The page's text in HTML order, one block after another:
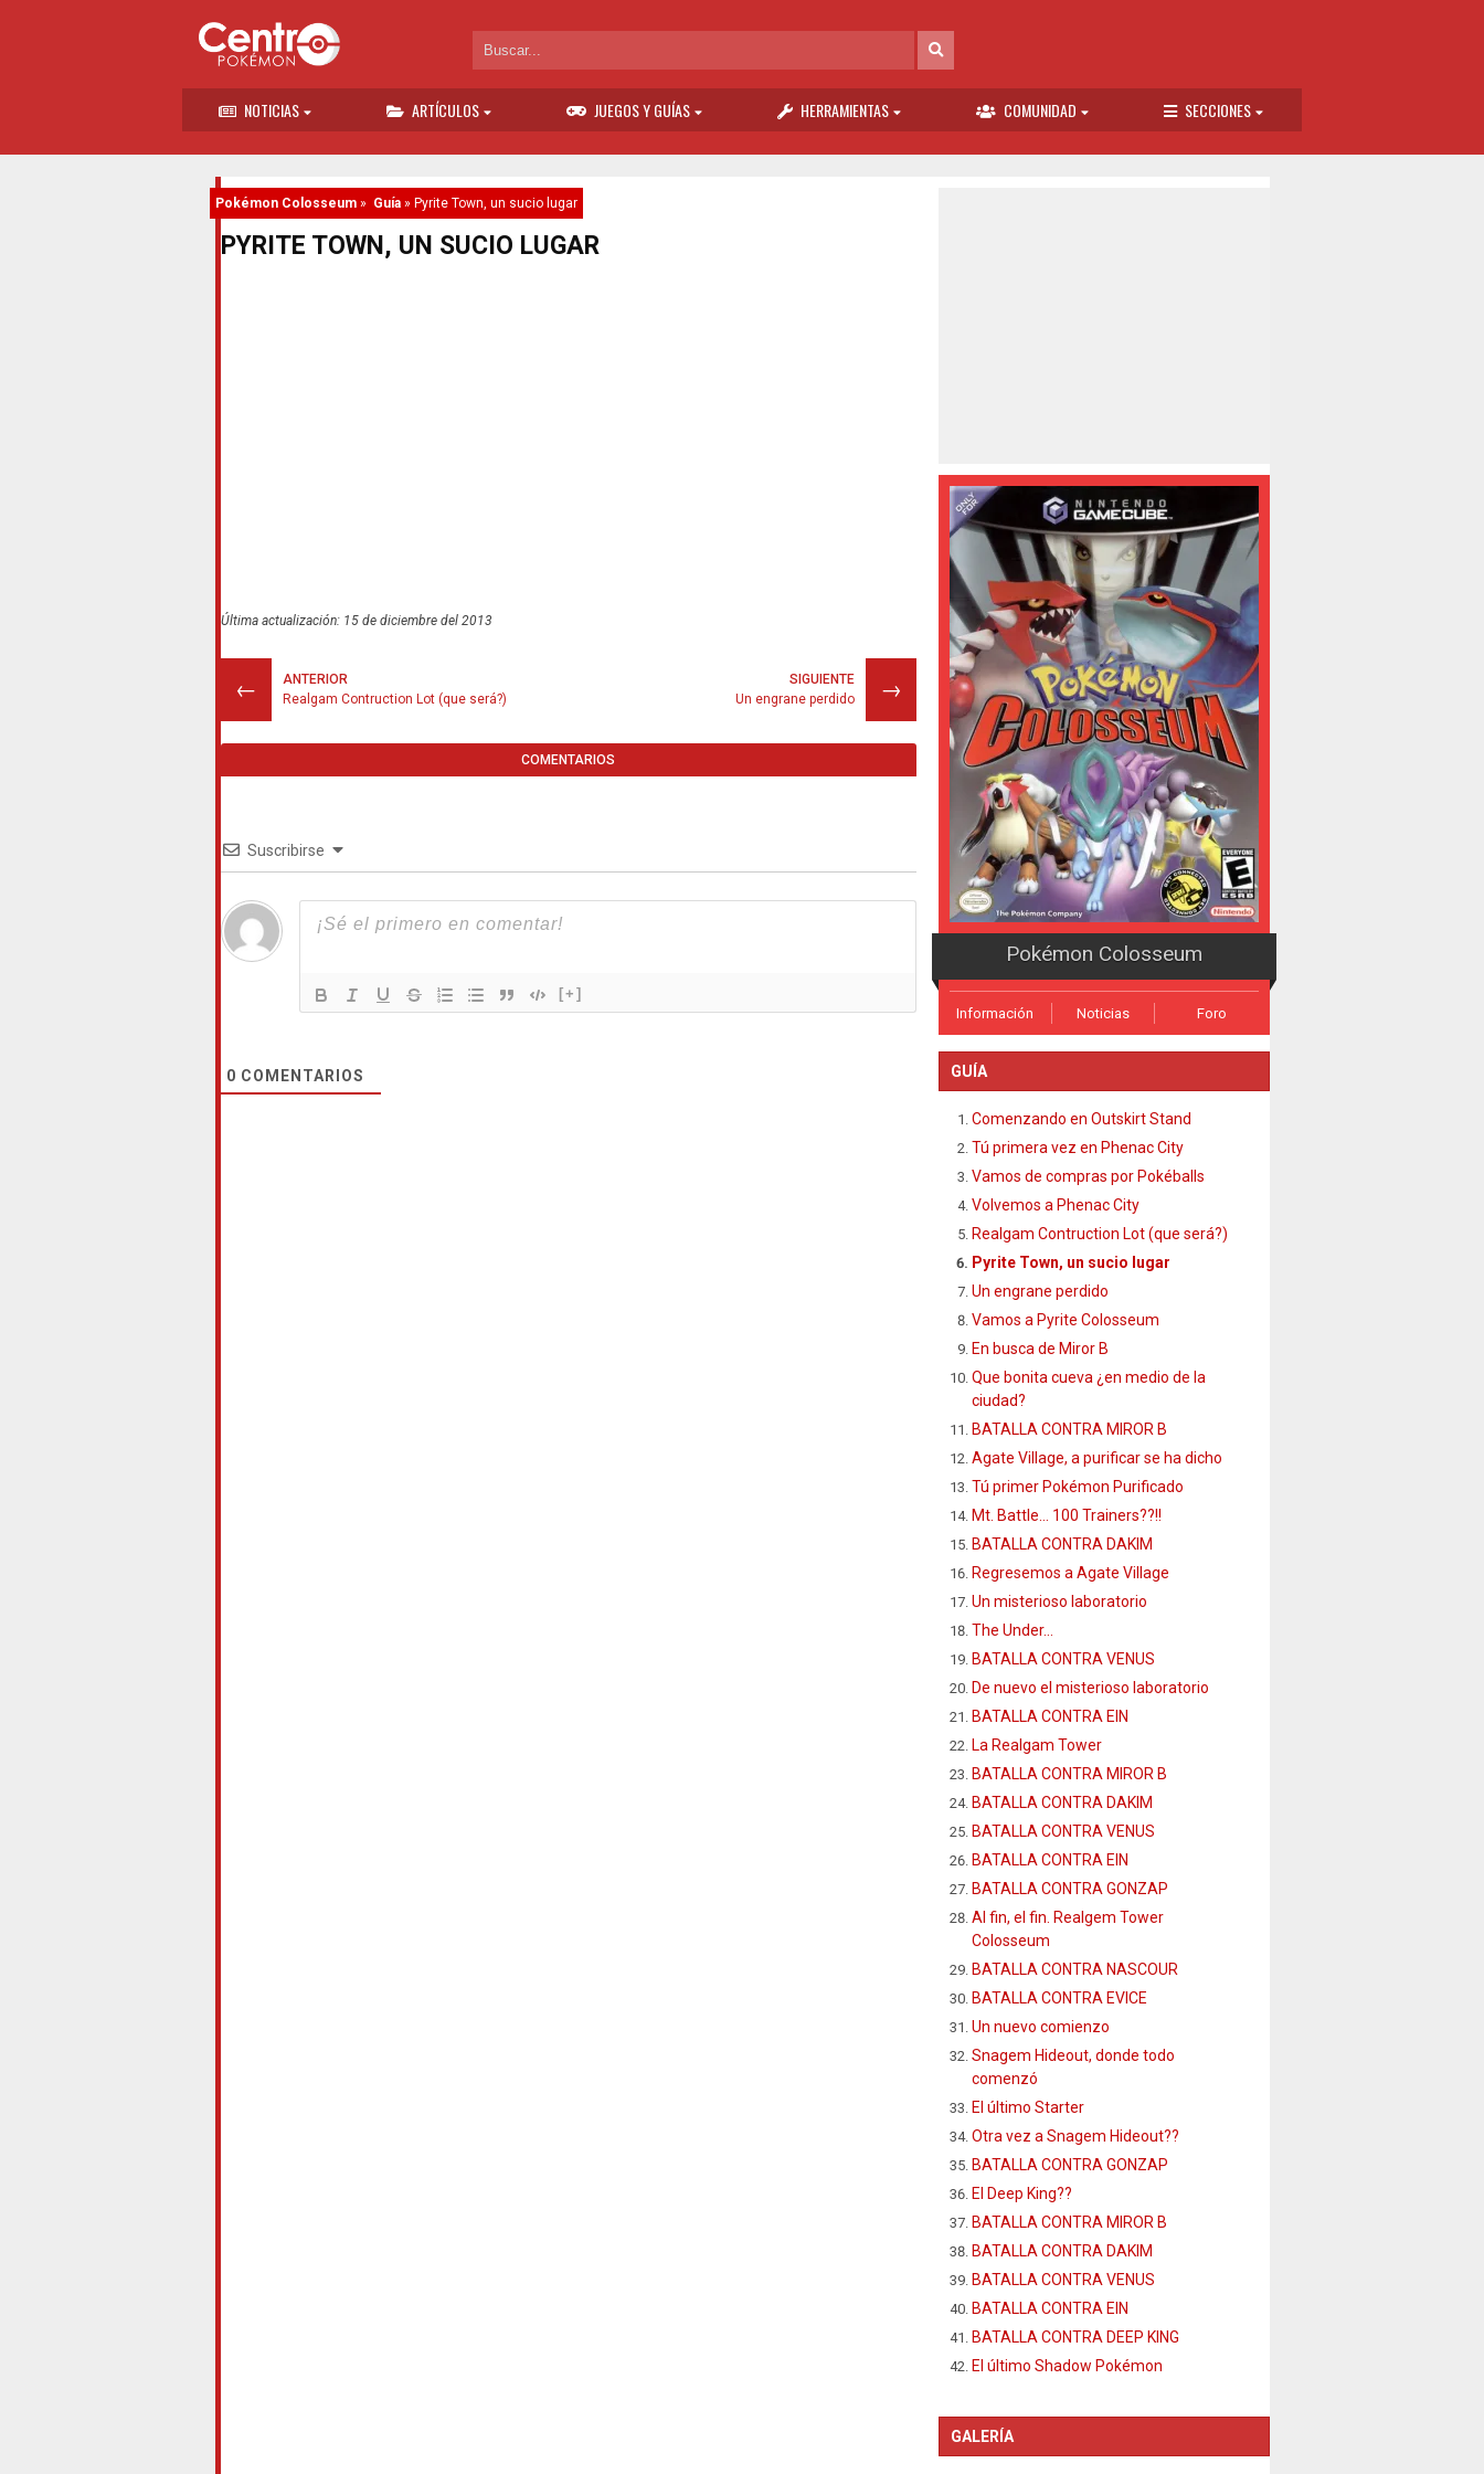
NOTICIAS ARTÍCULOS JUEGOS Y GUÍAS HERRAMIENTAS COMUNIDAD SECCIONES
Pokémon Colosseum» Guía» Pyrite Town, un sucio lugar
PYRITE TOWN, UN SUCIO LUGAR
Última actualización: 15 de diciembre del 2013
←
ANTERIOR
Realgam Contruction Lot (que será?)
→
SIGUIENTE
Un engrane perdido
COMENTARIOS
Suscribirse
[+]
0 COMENTARIOS
Pokémon Colosseum
Información Noticias Foro
GUÍA
Comenzando en Outskirt Stand
Tú primera vez en Phenac City
Vamos de compras por Pokéballs
Volvemos a Phenac City
Realgam Contruction Lot (que será?)
Pyrite Town, un sucio lugar
Un engrane perdido
Vamos a Pyrite Colosseum
En busca de Miror B
Que bonita cueva ¿en medio de la
ciudad?
BATALLA CONTRA MIROR B
Agate Village, a purificar se ha dicho
Tú primer Pokémon Purificado
Mt. Battle… 100 Trainers??!!
BATALLA CONTRA DAKIM
Regresemos a Agate Village
Un misterioso laboratorio
The Under…
BATALLA CONTRA VENUS
De nuevo el misterioso laboratorio
BATALLA CONTRA EIN
La Realgam Tower
BATALLA CONTRA MIROR B
BATALLA CONTRA DAKIM
BATALLA CONTRA VENUS
BATALLA CONTRA EIN
BATALLA CONTRA GONZAP
Al fin, el fin. Realgem Tower
Colosseum
BATALLA CONTRA NASCOUR
BATALLA CONTRA EVICE
Un nuevo comienzo
Snagem Hideout, donde todo
comenzó
El último Starter
Otra vez a Snagem Hideout??
BATALLA CONTRA GONZAP
El Deep King??
BATALLA CONTRA MIROR B
BATALLA CONTRA DAKIM
BATALLA CONTRA VENUS
BATALLA CONTRA EIN
BATALLA CONTRA DEEP KING
El último Shadow Pokémon
GALERÍA